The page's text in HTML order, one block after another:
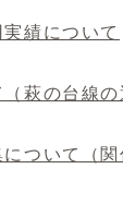
績について
萩の台線の
ついて（関